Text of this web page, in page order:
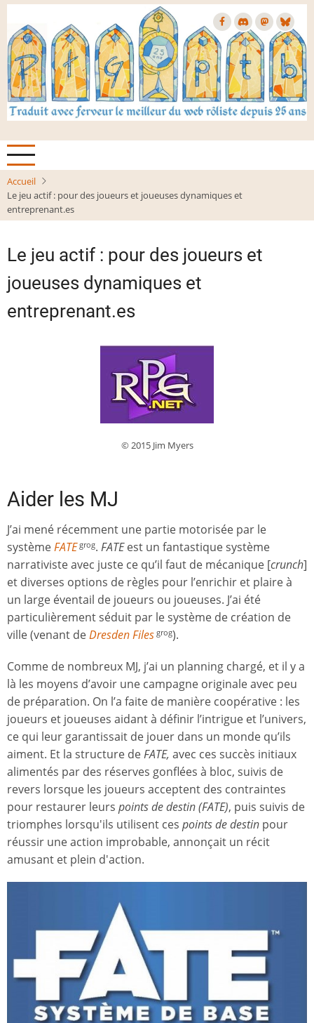
Aller
contenu
principal
Accueil
Le jeu actif : pour des joueurs et joueuses dynamiques et
entreprenant.es
Le jeu actif : pour des joueurs et
joueuses dynamiques et
entreprenant.es
© 2015 Jim Myers
Aider les MJ
J’ai mené récemment une partie motorisée par le
systèmeFATEgrog. FATEest un fantastique système
narrativiste avec juste ce qu’il faut de mécanique [crunch]
et diverses options de règles pour l’enrichir et plaire à
un large éventail de joueurs ou joueuses. J’ai été
particulièrement séduit par le système de création de
ville (venant deDresden Files grog).
Comme de nombreux MJ, j’ai un planning chargé, et il y a
là les moyens d’avoir une campagne originale avec peu
de préparation. On l’a faite de manière coopérative : les
joueurs et joueuses aidant à définir l’intrigue et l’univers,
ce qui leur garantissait de jouer dans un monde qu’ils
aiment. Et la structure deFATE, avec ces succès initiaux
alimentés par des réserves gonflées à bloc, suivis de
revers lorsque les joueurs acceptent des contraintes
pour restaurer leurs points de destin (FATE), puis suivis de
triomphes lorsqu'ils utilisent ces points de destin pour
réussir une action improbable, annonçait un récit
amusant et plein d'action.